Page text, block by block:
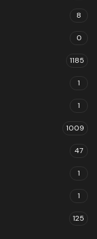
8
0
1185
1
1
1009
47
1
1
125